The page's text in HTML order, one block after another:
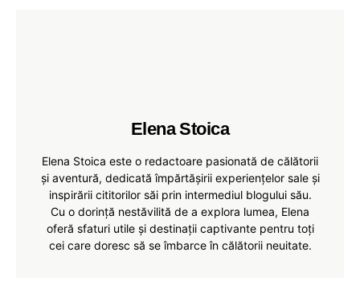
Elena Stoica
Elena Stoica este o redactoare pasionată de călătorii
și aventură, dedicată împărtășirii experiențelor sale și
inspirării cititorilor săi prin intermediul blogului său.
Cu o dorință nestăvilită de a explora lumea, Elena
oferă sfaturi utile și destinații captivante pentru toți
cei care doresc să se îmbarce în călătorii neuitate.